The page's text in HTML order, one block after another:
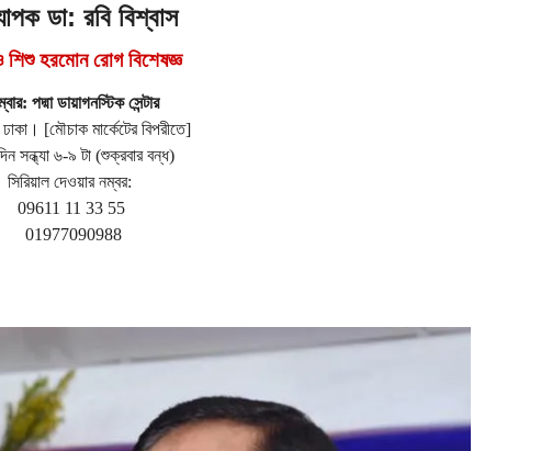
ডা: রবি বিশ্বাস
শিশু হরমোন রোগ বিশেষজ্ঞ
পদ্মা ডায়াগনস্টিক সেন্টার
ঢাকা। [মৌচাক মার্কেটের বিপরীতে]
সন্ধ্যা ৬-৯ টা (শুক্রবার বন্ধ)
সিরিয়াল দেওয়ার নম্বর:
09611 11 33 55
01977090988